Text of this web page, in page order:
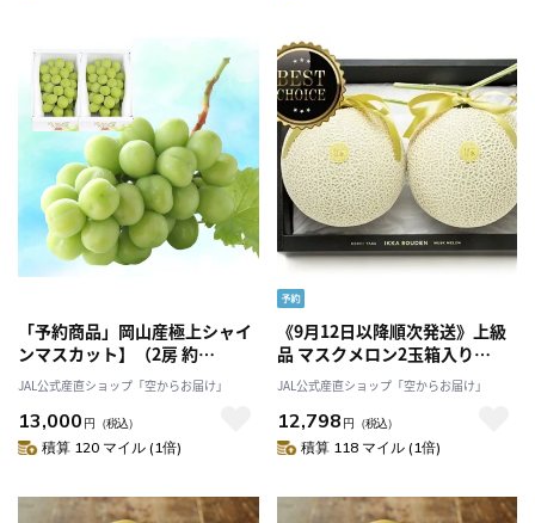
「予約商品」岡山産極上シャイ
ンマスカット】（2房 約
1,100g）7月上旬以降発送「桃
茂実苑(ともみえん)」
JAL公式産直ショップ「空からお届け」
13,000 円 （税込）
積算 120 マイル (1倍)
《9月12日以降順次発送》上級
品 マスクメロン2玉箱入り
3.2kg以上【一果相伝】「株式
会社篤農」
JAL公式産直ショップ「空からお届け」
12,798 円 （税込）
積算 118 マイル (1倍)